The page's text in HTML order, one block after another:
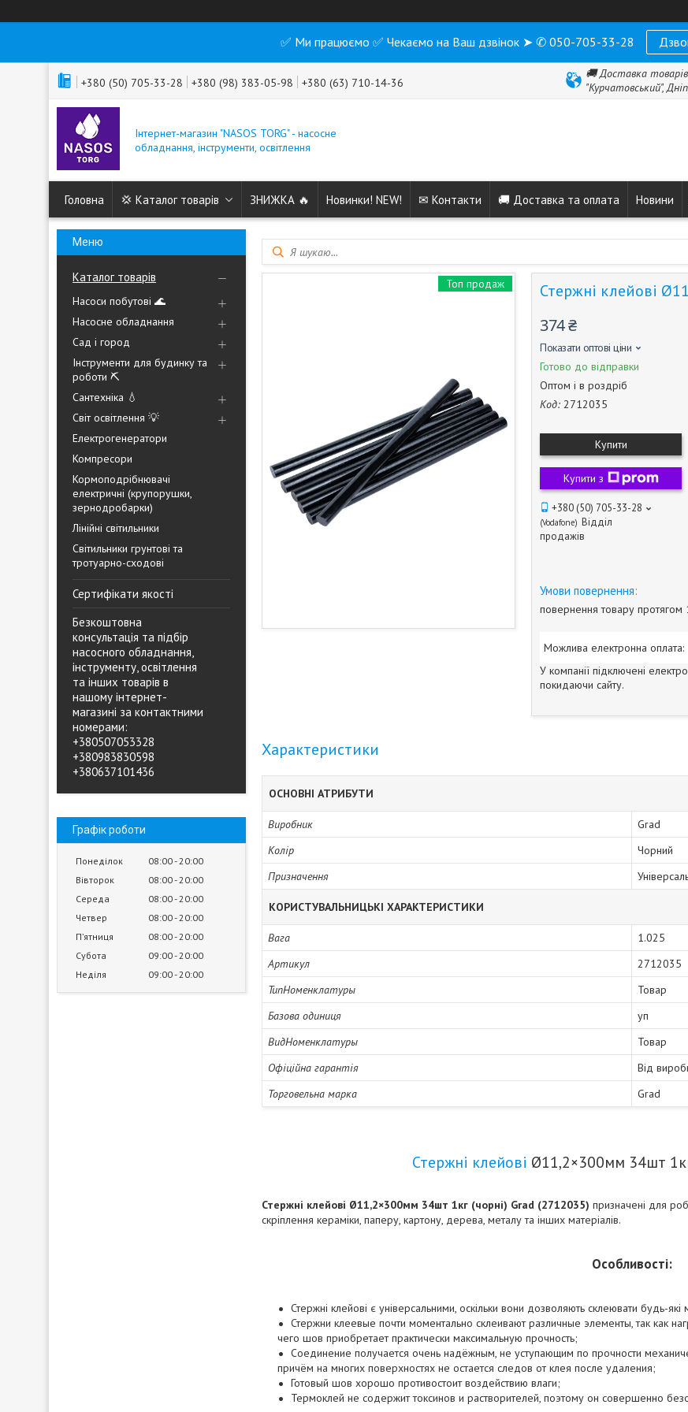
✅ Ми працюємо ✅ Чекаємо на Ваш дзвінок ➤ ✆ 050-705-33-28
+380 (50) 705-33-28 +380 (98) 383-05-98 +380 (63) 710-14-36
🚚 Доставка
"Курчатовський",
Інтернет-магазин "NASOS TORG" - насосне
обладнання, інструменти, освітлення
Головна 💢 Каталог товарів ЗНИЖКА 🔥 Новинки! NEW! ✉ Контакти 🚚 Доставка та оплата Новини
Каталог товарів
Насоси побутові 🌊
Насосне обладнання
Сад і город
Інструменти для будинку та
роботи ⛏️
Сантехніка 💧
Світ освітлення 💡
Електрогенератори
Компресори
Кормоподрібнювачі
електричні (крупорушки,
зернодробарки)
Лінійні світильники
Світильники грунтові та
тротуарно-сходові
Сертифікати якості
Безкоштовна
консультація та підбір
насосного обладнання,
інструменту, освітлення
та інших товарів в
нашому інтернет-
магазині за контактними
номерами:
+380507053328
+380983830598
+380637101436
Графік роботи
Понеділок 08:00 20:00
Вівторок
08:00 20:00
Середа
08:00 20:00
Четвер
08:00 20:00
Пʼятниця
08:00 20:00
Субота
09:00 20:00
Неділя
09:00 20:00
Топ продаж Стержні клейові
374 ₴
Показати оптові ціни
Готово до відправки
Оптом і в роздріб
Код: 2712035
Купити
Купити з
+380 (50) 705-33-28
Vodafone Відділ
продажів
повернення товару протягом
У компанії підключені
покидаючи сайту.
Характеристики
ОСНОВНІ АТРИБУТИ
Виробник
Grad
Колір
Чорний
Призначення
КОРИСТУВАЛЬНИЦЬКІ ХАРАКТЕРИСТИКИ
Вага
1.025
Артикул
2712035
ТипНоменклатуры
Товар
Базова одиниця
уп
ВидНоменклатуры
Товар
Офіційна гарантія
Від
Торговельна марка
Grad
Стержні клейові Ø11,2×300мм 34шт
Стержні клейові Ø11,2×300мм 34шт 1кг (чорні) Grad (2712035) призначені для
скріплення кераміки, паперу, картону, дерева, металу та інших матеріалів.
Особливості:
Стержні клейові є універсальними, оскільки вони дозволяють склеювати будь-які
Стержни клеевые почти моментально склеивают различные элементы, так как
чего шов приобретает практически максимальную прочность;
Соединение получается очень надёжным, не уступающим по прочности
причём на многих поверхностях не остается следов от клея после удаления;
Готовый шов хорошо противостоит воздействию влаги;
Термоклей не содержит токсинов и растворителей, поэтому он совершенно